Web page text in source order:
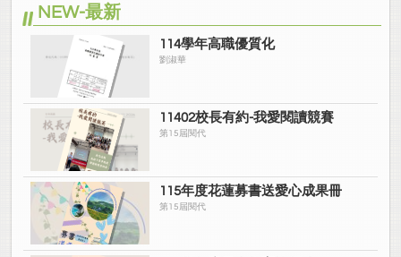
NEW-最新
114學年高職優質化
劉淑華
11402校長有約-我愛閱讀競賽
第15屆閱代
115年度花蓮募書送愛心成果冊
第15屆閱代